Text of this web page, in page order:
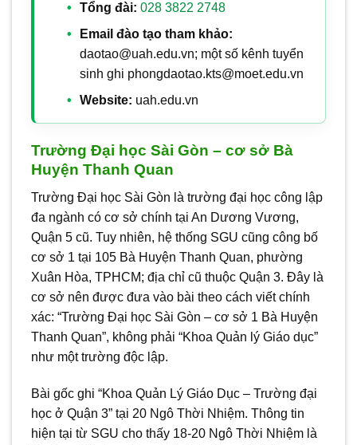
Tổng đài: 028 3822 2748
Email đào tạo tham khảo:
daotao@uah.edu.vn; một số kênh tuyển
sinh ghi phongdaotao.kts@moet.edu.vn
Website: uah.edu.vn
Trường Đại học Sài Gòn – cơ sở Bà
Huyện Thanh Quan
Trường Đại học Sài Gòn là trường đại học công lập
đa ngành có cơ sở chính tại An Dương Vương,
Quận 5 cũ. Tuy nhiên, hệ thống SGU cũng công bố
cơ sở 1 tại 105 Bà Huyện Thanh Quan, phường
Xuân Hòa, TPHCM; địa chỉ cũ thuộc Quận 3. Đây là
cơ sở nên được đưa vào bài theo cách viết chính
xác: “Trường Đại học Sài Gòn – cơ sở 1 Bà Huyện
Thanh Quan”, không phải “Khoa Quản lý Giáo dục”
như một trường độc lập.
Bài gốc ghi “Khoa Quản Lý Giáo Dục – Trường đại
học ở Quận 3” tại 20 Ngô Thời Nhiệm. Thông tin
hiện tại từ SGU cho thấy 18-20 Ngô Thời Nhiệm là